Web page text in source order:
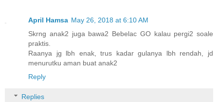
April Hamsa May 26, 2018 at 6:10 AM
Skrng anak2 juga bawa2 Bebelac GO kalau pergi2 soale
praktis.
Raanya jg lbh enak, trus kadar gulanya lbh rendah, jd
menurutku aman buat anak2
Reply
Replies